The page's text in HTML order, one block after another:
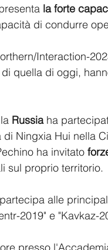
la forte
di condurre
Interaction-
quella di oggi,
Russia ha
di Ningxia Hui nella
ha invitato
sul proprio territorio.
alle
2019" e "Kavkaz-